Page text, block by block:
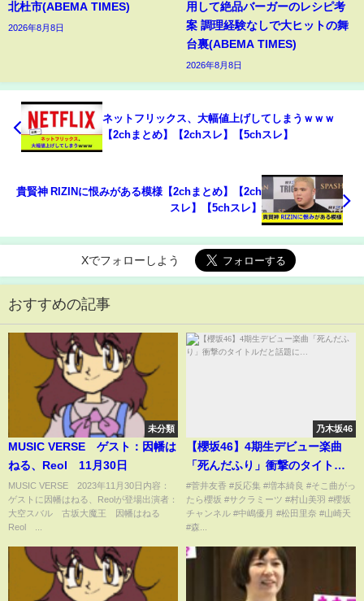
北杜市(ABEMA TIMES)
2026年8月8日
用して絶品バーガーのレシピ考
案 調理経験なしで大ヒットの舞
台裏(ABEMA TIMES)
2026年8月8日
ネットフリックス、大幅値上げしてしまうｗｗｗ
【2chまとめ】【2chスレ】【5chスレ】
貴賢神 RIZINに恨みがある模様【2chまとめ】【2ch
スレ】【5chスレ】
Xでフォローしよう
おすすめの記事
未分類
MUSIC VERSE ゲスト：因幡は
ねる、Reol 11月30日
MUSIC VERSE 2023年11月30日内容：
ゲストに因幡はねる、Reolが登場出演者：
大空スバル 古坂大魔王 因幡はねる
Reol ...
乃木坂46
【櫻坂46】4期生デビュー楽曲
「死んだふり」衝撃のタイトル
だと話題に…
#菅井友香 #反応集 #増本綺良 #そこ曲がっ
たら櫻坂 #サクラミーツ #村山美羽 #櫻坂
チャンネル #中嶋優月 #松田里奈 #山崎天
#森...